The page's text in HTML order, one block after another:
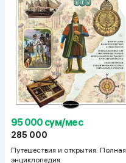
95 000 сум/мес
285 000
Путешествия и открытия. Полная
энциклопедия